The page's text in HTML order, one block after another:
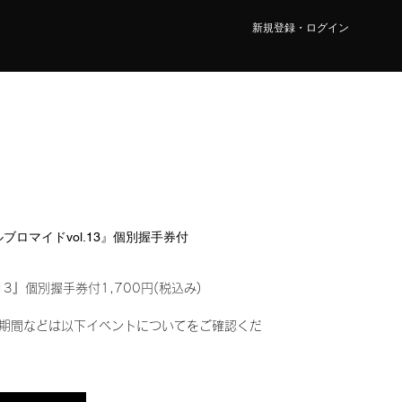
新規登録・ログイン
ロマイドvol.13』個別握手券付
』個別握手券付1,700円(税込み)
間などは以下イベントについてをご確認くだ